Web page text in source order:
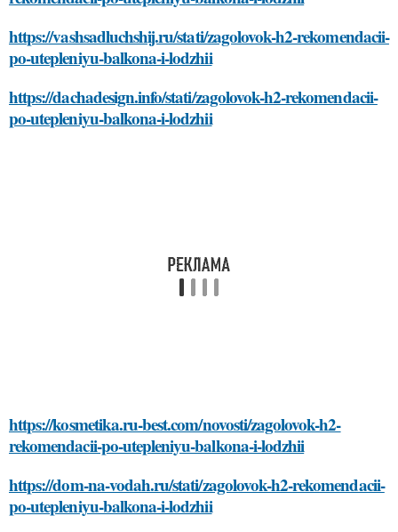
https://vashsadluchshij.ru/stati/zagolovok-h2-rekomendacii-
po-utepleniyu-balkona-i-lodzhii
https://dachadesign.info/stati/zagolovok-h2-rekomendacii-
po-utepleniyu-balkona-i-lodzhii
https://kosmetika.ru-best.com/novosti/zagolovok-h2-
rekomendacii-po-utepleniyu-balkona-i-lodzhii
https://dom-na-vodah.ru/stati/zagolovok-h2-rekomendacii-
po-utepleniyu-balkona-i-lodzhii